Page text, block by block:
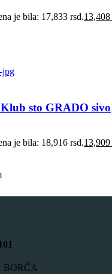
je bila: 17,833 rsd.13,408
Klub sto GRADO sivo
je bila: 18,916 rsd.13,909
BORČA